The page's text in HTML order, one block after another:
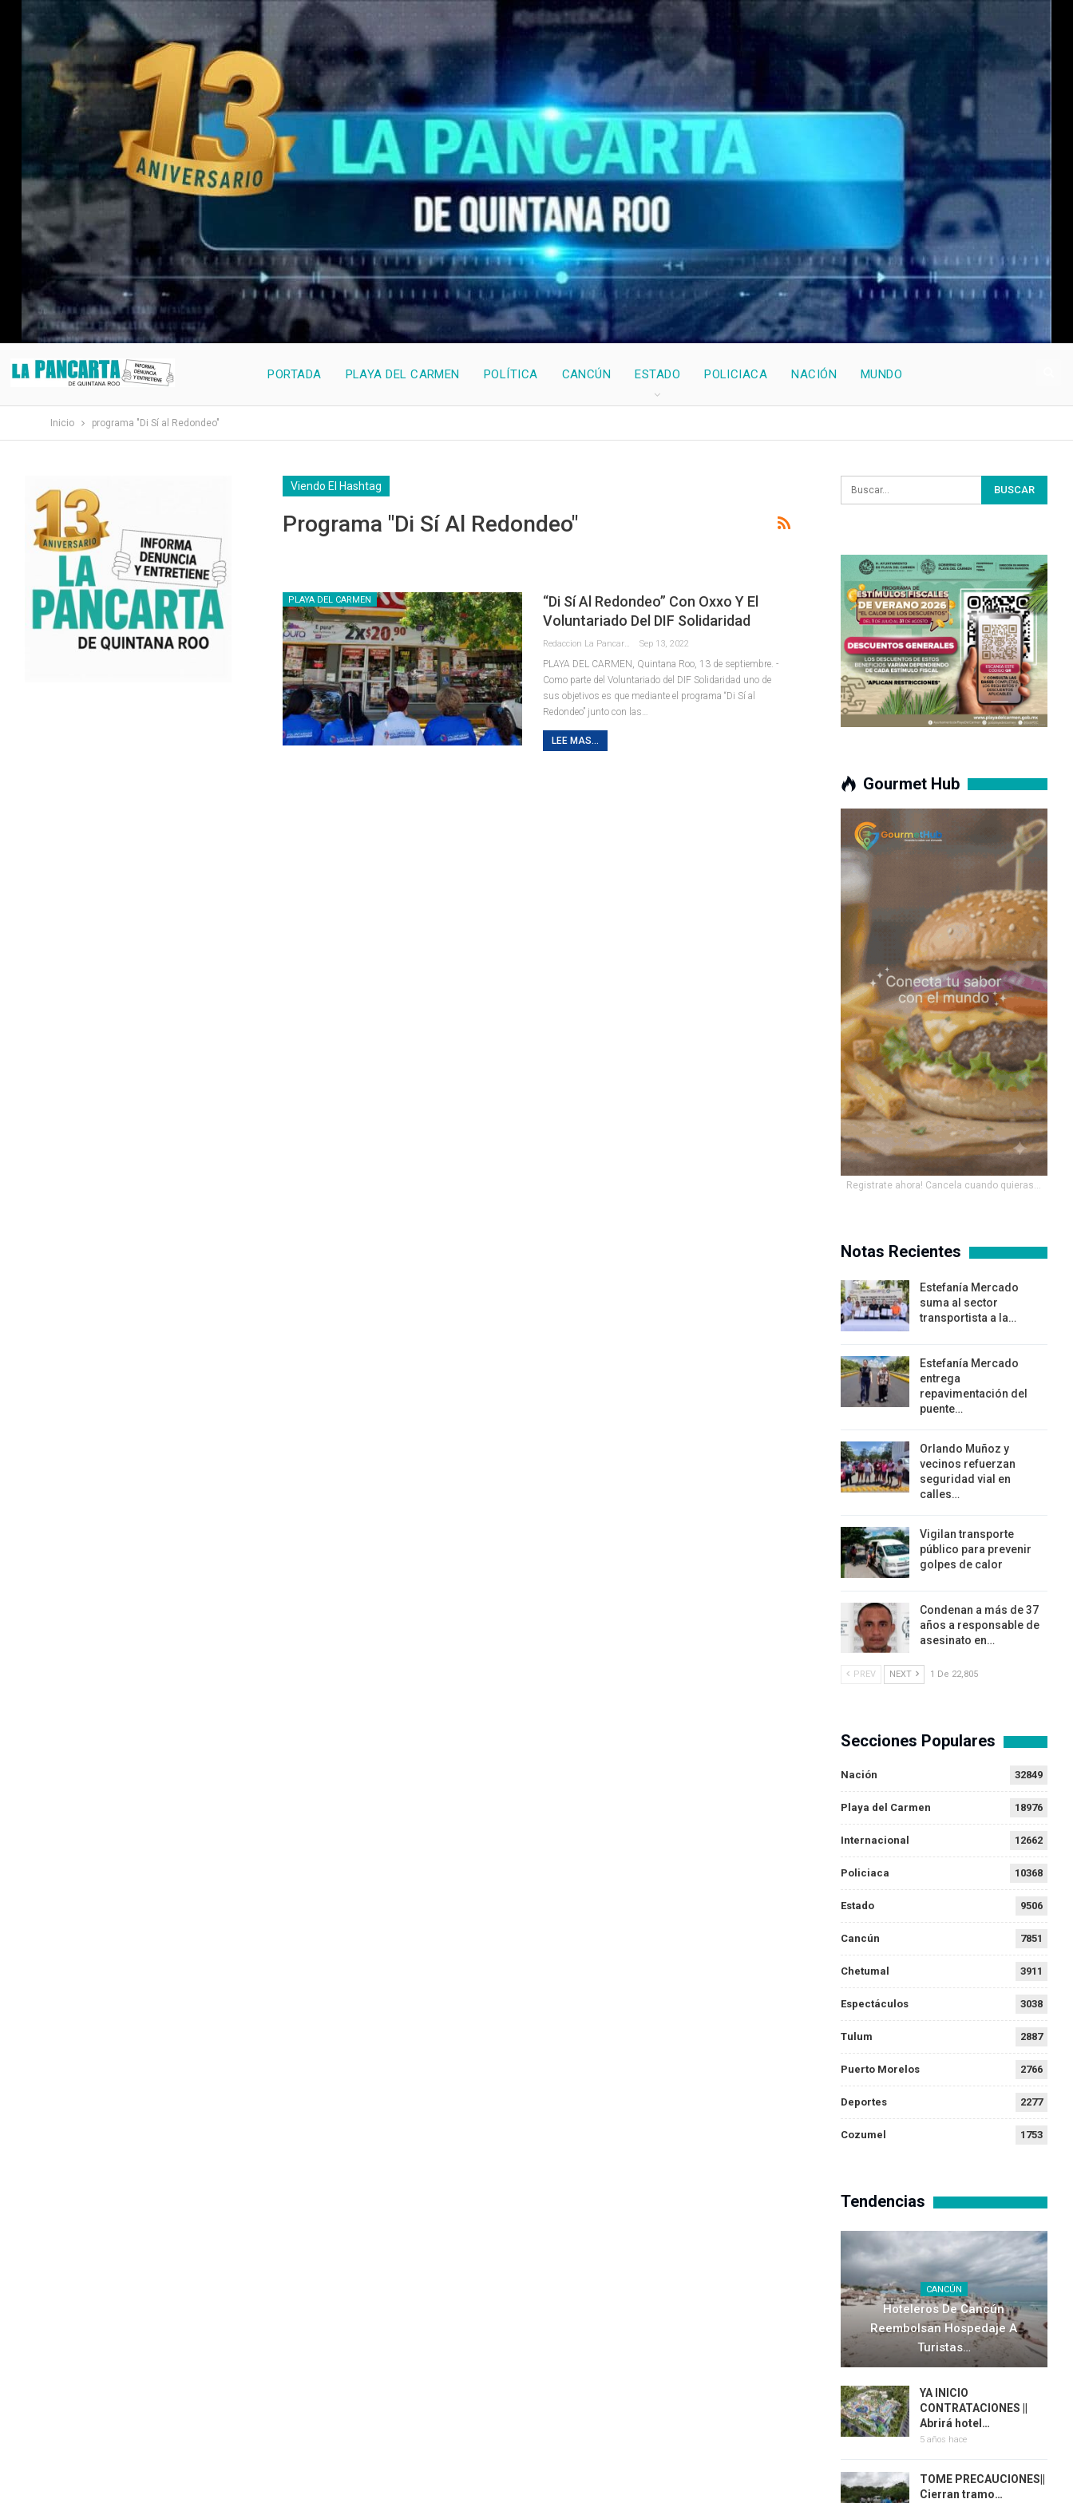
PORTADA PLAYA DEL CARMEN POLÍTICA CANCÚN ESTADO POLICIACA NACIÓN MUNDO
Inicio programa "Di Sí al Redondeo"
Viendo El Hashtag
Programa "Di Sí Al Redondeo"
PLAYA DEL CARMEN
“Di Sí Al Redondeo” Con Oxxo Y El
Voluntariado Del DIF Solidaridad
Sep 13, 2022
PLAYA DEL CARMEN, Quintana Roo, 13 de septiembre. -
Como parte del Voluntariado del DIF Solidaridad uno de
sus objetivos es que mediante el programa “Di Sí al
Redondeo” junto con las
LEE MAS...
Gourmet Hub
Registrate ahora! Cancela cuando quieras...
Notas Recientes
Estefanía Mercado
suma al sector
transportista a la…
Estefanía Mercado
entrega
repavimentación del
puente…
Orlando Muñoz y
vecinos refuerzan
seguridad vial en
calles…
Vigilan transporte
público para prevenir
golpes de calor
Condenan a más de 37
años a responsable de
asesinato en…
PREV NEXT 1 De 22,805
Secciones Populares
Nación 32849
Playa del Carmen 18976
Internacional 12662
Policiaca 10368
Estado 9506
Cancún 7851
Chetumal 3911
Espectáculos 3038
Tulum 2887
Puerto Morelos 2766
Deportes 2277
Cozumel 1753
Tendencias
CANCÚN
Hoteleros De Cancún
Reembolsan Hospedaje A
Turistas…
YA INICIO
CONTRATACIONES ||
Abrirá hotel…
5 años hace
TOME PRECAUCIONES||
Cierran tramo…